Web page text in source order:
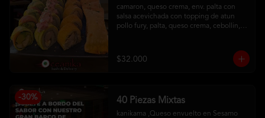
camaron, queso crema, env. palta con
salsa acevichada con topping de atun
pollo fury, palta, queso crema, cebollin,
tempura
tequeños de queso
$32.000
-30% 40 Piezas Mixtas
kanikama ,Queso envuelto en Sesamo